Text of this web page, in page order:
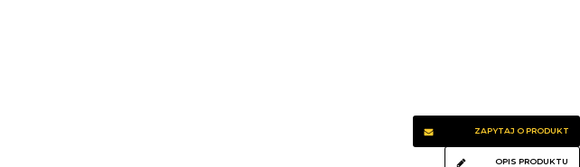
ZAPYTAJ O PRODUKT
OPIS PRODUKTU